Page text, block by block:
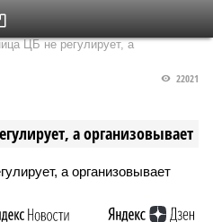
выпуск
ЦБ не регулирует, а
а организовывает
22021